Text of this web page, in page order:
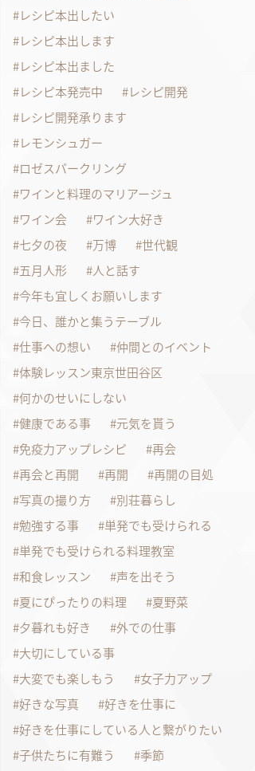
レシピ本出したい
レシピ本出します
レシピ本出ました
レシピ本発売中
レシピ開発
レシピ開発承ります
レモンシュガー
ロゼスパークリング
ワインと料理のマリアージュ
ワイン会
ワイン大好き
七夕の夜
万博
世代観
五月人形
人と話す
今年も宜しくお願いします
今日、誰かと集うテーブル
仕事への想い
仲間とのイベント
体験レッスン東京世田谷区
何かのせいにしない
健康である事
元気を貰う
免疫力アップレシピ
再会
再会と再開
再開
再開の目処
写真の撮り方
別荘暮らし
勉強する事
単発でも受けられる
単発でも受けられる料理教室
和食レッスン
声を出そう
夏にぴったりの料理
夏野菜
夕暮れも好き
外での仕事
大切にしている事
大変でも楽しもう
女子力アップ
好きな写真
好きを仕事に
好きを仕事にしている人と繋がりたい
子供たちに有難う
季節